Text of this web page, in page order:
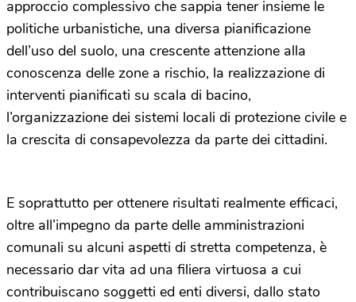
approccio complessivo che sappia tener insieme le
politiche urbanistiche, una diversa pianificazione
dell’uso del suolo, una crescente attenzione alla
conoscenza delle zone a rischio, la realizzazione di
interventi pianificati su scala di bacino,
l’organizzazione dei sistemi locali di protezione civile e
la crescita di consapevolezza da parte dei cittadini.
E soprattutto per ottenere risultati realmente efficaci,
oltre all’impegno da parte delle amministrazioni
comunali su alcuni aspetti di stretta competenza, è
necessario dar vita ad una filiera virtuosa a cui
contribuiscano soggetti ed enti diversi, dallo stato